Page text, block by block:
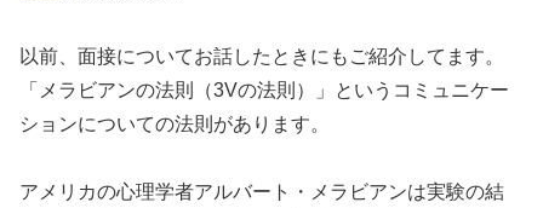
以前、面接についてお話したときにもご紹介してます。
「メラビアンの法則（3Vの法則）」というコミュニケー
ションについての法則があります。
アメリカの心理学者アルバート・メラビアンは実験の結